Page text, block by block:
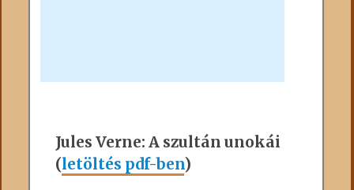
Jules Verne: A szultán unokái
(letöltés pdf-ben)